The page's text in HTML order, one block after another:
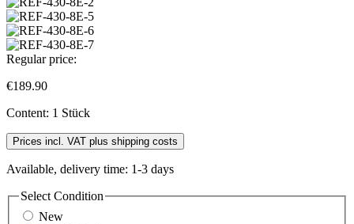
Regular price:
€189.90
Content: 1 Stück
Prices incl. VAT plus shipping costs
Available, delivery time: 1-3 days
Select Condition
New